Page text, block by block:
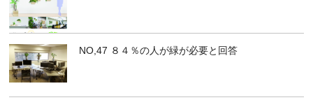
NO,47 ８４％の人が緑が必要と回答